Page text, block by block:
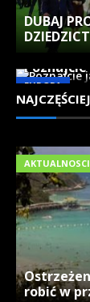
DUBAJ
EUROPA
AKTUALNOSCI
robić w